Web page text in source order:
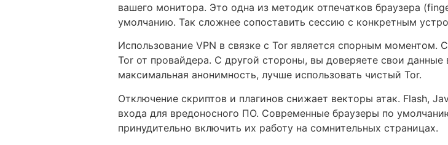
вашего монитора. Это одна из методик отпечатков браузера
умолчанию. Так сложнее сопоставить сессию с конкретным
Использование VPN в связке с Tor является спорным моментом.
Tor от провайдера. С другой стороны, вы доверяете свои данные
максимальная анонимность, лучше использовать чистый Tor.
Отключение скриптов и плагинов снижает векторы атак. Flash,
входа для вредоносного ПО. Современные браузеры по
принудительно включить их работу на сомнительных страницах.